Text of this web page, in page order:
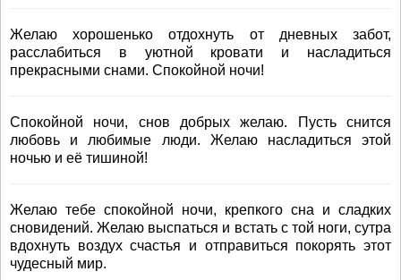
Желаю хорошенько отдохнуть от дневных забот,
расслабиться в уютной кровати и насладиться
прекрасными снами. Спокойной ночи!
Спокойной ночи, снов добрых желаю. Пусть снится
любовь и любимые люди. Желаю насладиться этой
ночью и её тишиной!
Желаю тебе спокойной ночи, крепкого сна и сладких
сновидений. Желаю выспаться и встать с той ноги, сутра
вдохнуть воздух счастья и отправиться покорять этот
чудесный мир.